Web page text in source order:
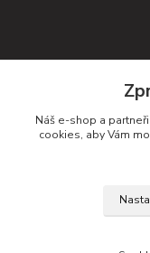
+420 732 552
Náš e-shop a
cookies, aby Vám